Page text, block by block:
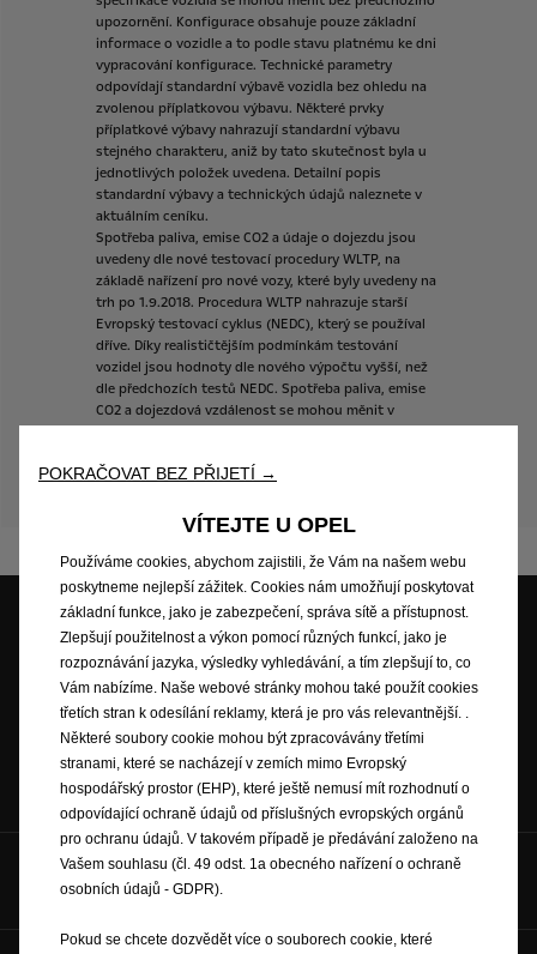
upozornění. Konfigurace obsahuje pouze základní
informace o vozidle a to podle stavu platnému ke dni
vypracování konfigurace. Technické parametry
odpovídají standardní výbavě vozidla bez ohledu na
zvolenou příplatkovou výbavu. Některé prvky
příplatkové výbavy nahrazují standardní výbavu
stejného charakteru, aniž by tato skutečnost byla u
jednotlivých položek uvedena. Detailní popis
standardní výbavy a technických údajů naleznete v
aktuálním ceníku.
Spotřeba paliva, emise CO2 a údaje o dojezdu jsou
uvedeny dle nové testovací procedury WLTP, na
základě nařízení pro nové vozy, které byly uvedeny na
trh po 1.9.2018. Procedura WLTP nahrazuje starší
Evropský testovací cyklus (NEDC), který se používal
dříve. Díky realističtějším podmínkám testování
vozidel jsou hodnoty dle nového výpočtu vyšší, než
dle předchozích testů NEDC. Spotřeba paliva, emise
CO2 a dojezdová vzdálenost se mohou měnit v
systému
topení ve vozidle. Pro
Cenová nabídka Testovací jízda Skladové vozy
Ceníky a katalogy
Objednat se na
servis
Sociální sítě:
POKRAČOVAT BEZ PŘIJETÍ →
VÍTEJTE U OPEL
Používáme cookies, abychom zajistili, že Vám na našem webu
poskytneme nejlepší zážitek. Cookies nám umožňují poskytovat
základní funkce, jako je zabezpečení, správa sítě a přístupnost.
Zlepšují použitelnost a výkon pomocí různých funkcí, jako je
rozpoznávání jazyka, výsledky vyhledávání, a tím zlepšují to, co
Vám nabízíme. Naše webové stránky mohou také použít cookies
třetích stran k odesílání reklamy, která je pro vás relevantnější. .
Některé soubory cookie mohou být zpracovávány třetími
stranami, které se nacházejí v zemích mimo Evropský
hospodářský prostor (EHP), které ještě nemusí mít rozhodnutí o
odpovídající ochraně údajů od příslušných evropských orgánů
pro ochranu údajů. V takovém případě je předávání založeno na
Vašem souhlasu (čl. 49 odst. 1a obecného nařízení o ochraně
osobních údajů - GDPR).
Pokud se chcete dozvědět více o souborech cookie, které